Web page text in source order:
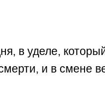
в уделе,
и в смене